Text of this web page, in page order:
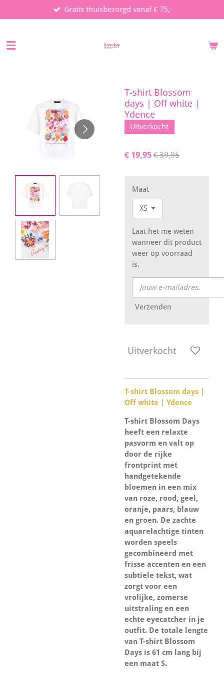
direct
de
Gratis thuisbezorgd vanaf € 75,-
T-shirt Blossom
days | Off white |
Ydence
Uitverkocht
€ 19,95 € 39,95
Maat
Laat het me weten
wanneer dit product
weer op voorraad
is.
Verzenden
Uitverkocht
T-shirt Blossom days |
Off white | Ydence
T-shirt Blossom Days
heeft een relaxte
pasvorm en valt op
door de rijke
frontprint met
handgetekende
bloemen in een mix
van roze, rood, geel,
oranje, paars, blauw
en groen. De zachte
aquarelachtige tinten
worden speels
gecombineerd met
frisse accenten en een
subtiele tekst, wat
zorgt voor een
vrolijke, zomerse
uitstraling en een
echte eyecatcher in je
outfit. De totale lengte
van T-shirt Blossom
Days is 61 cm lang bij
een maat S.